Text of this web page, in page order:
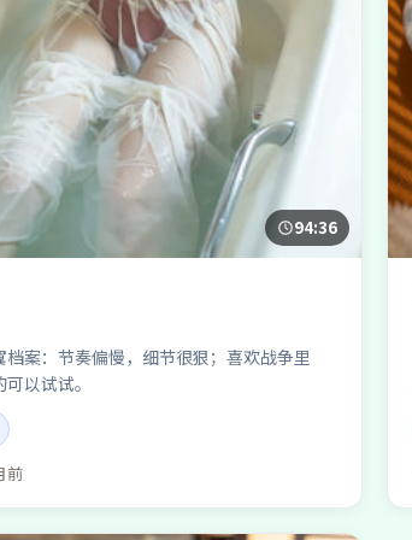
94:36
档案：节奏偏慢，细节很狠；喜欢战争里
以试试。
前